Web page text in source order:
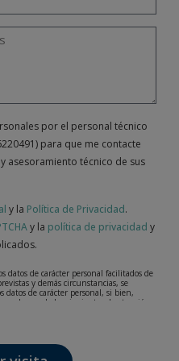
por el personal técnico
para que me contacte
asesoramiento técnico de sus
y la Política de Privacidad.
y la política de privacidad y
datos de carácter personal facilitados de
y demás circunstancias, se
datos de carácter personal, si bien,
alguna de las siguientes, la atención a
de la relación establecida, la